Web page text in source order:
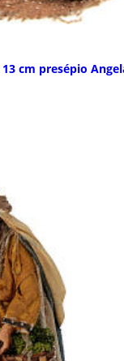
cm presépio